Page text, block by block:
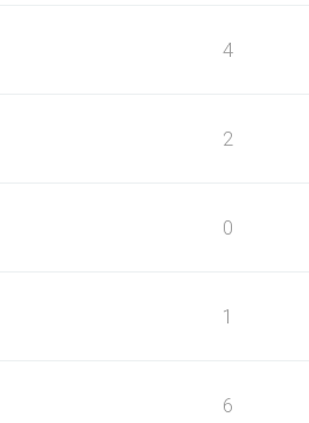
4
2
0
1
6